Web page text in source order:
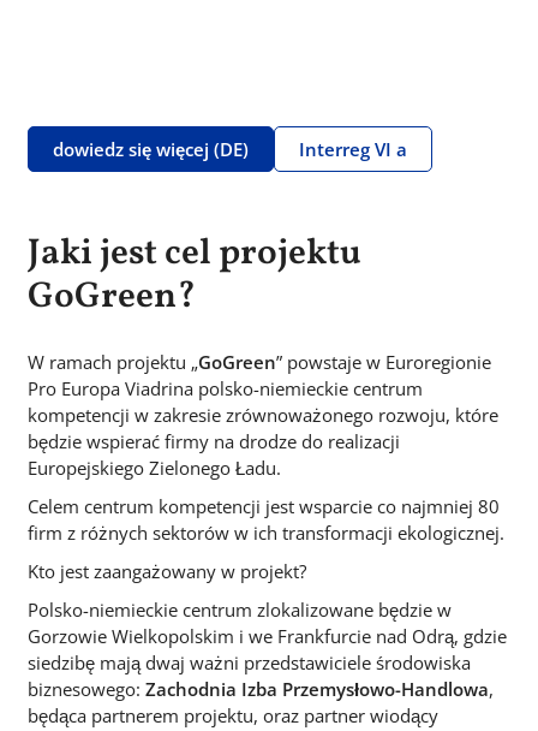
dowiedz się więcej (DE) Interreg VI a
Jaki jest cel projektu
GoGreen?
W ramach projektu „GoGreen” powstaje w Euroregionie
Pro Europa Viadrina polsko-niemieckie centrum
kompetencji w zakresie zrównoważonego rozwoju, które
będzie wspierać firmy na drodze do realizacji
Europejskiego Zielonego Ładu.
Celem centrum kompetencji jest wsparcie co najmniej 80
firm z różnych sektorów w ich transformacji ekologicznej.
Kto jest zaangażowany w projekt?
Polsko-niemieckie centrum zlokalizowane będzie w
Gorzowie Wielkopolskim i we Frankfurcie nad Odrą, gdzie
siedzibę mają dwaj ważni przedstawiciele środowiska
biznesowego: Zachodnia Izba Przemysłowo-Handlowa,
będąca partnerem projektu, oraz partner wiodący